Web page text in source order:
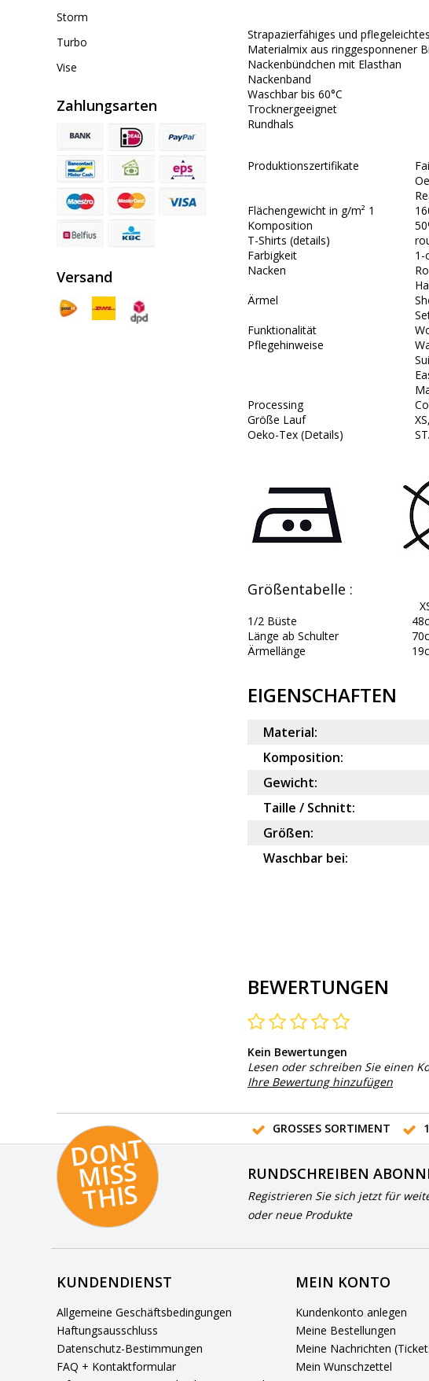
Storm
Turbo
Vise
Zahlungsarten
Versand
Strapazierfähiges und
Materialmix aus ringgesponnener
Nackenbündchen mit Elasthan
Nackenband
Waschbar bis 60°C
Trocknergeeignet
Rundhals
Produktionszertifikate
Flächengewicht in g/m² 1
Komposition
T-Shirts (details)
Farbigkeit
1-
Nacken
Ärmel
Funktionalität
Pflegehinweise
Processing
Größe Lauf
Oeko-Tex (Details)
Größentabelle :
1/2 Büste
Länge ab Schulter
Ärmellänge
EIGENSCHAFTEN
Material:
Komposition:
Gewicht:
Taille / Schnitt:
Größen:
Waschbar bei:
BEWERTUNGEN
Kein Bewertungen
Lesen oder schreiben Sie einen
Ihre Bewertung hinzufügen
GROSSES SORTIMENT
D
O
N
T
MI
S
S
T
HI
S
RUNDSCHREIBEN
Registrieren Sie sich jetzt für
oder neue Produkte
KUNDENDIENST
Allgemeine Geschäftsbedingungen
Haftungsausschluss
Datenschutz-Bestimmungen
FAQ + Kontaktformular
MEIN KONTO
Kundenkonto anlegen
Meine Bestellungen
Meine Nachrichten
Mein Wunschzettel